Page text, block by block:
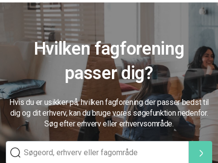
Hvilken fagforening
passer dig?
Hvis du er usikker på, hvilken fagforening der passer bedst til
dig og dit erhverv, kan du bruge vores søgefunktion nedenfor.
Søg efter erhverv eller erhvervsområde.